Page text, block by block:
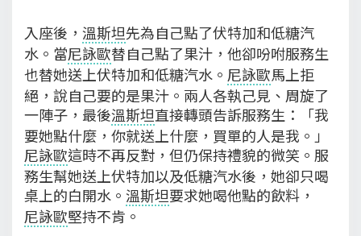
入座後， 溫斯坦先為自己點了伏特加和低糖汽
水。當尼詠歐替自己點了果汁，他卻吩咐服務生
也替她送上伏特加和低糖汽水。 尼詠歐馬上拒
絕，說自己要的是果汁。兩人各執己見、周旋了
一陣子，最後溫斯坦直接轉頭告訴服務生：「我
要她點什麼，你就送上什麼，買單的人是我。」
尼詠歐這時不再反對，但仍保持禮貌的微笑。服
務生幫她送上伏特加以及低糖汽水後，她卻只喝
桌上的白開水。 溫斯坦要求她喝他點的飲料，
尼詠歐堅持不肯。